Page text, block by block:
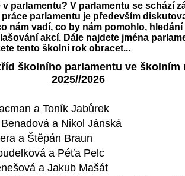
v parlamentu? V parlamentu se schází
práce parlamentu je především
nám vadí, co by nám pomohlo, hledání
akcí. Dále najdete jména
tento školní rok obracet...
školního parlamentu ve školním
2025//2026
a Toník Jabůrek
a Nikol Jánská
a Štěpán Braun
a Péťa Pelc
a Jakub Mašát